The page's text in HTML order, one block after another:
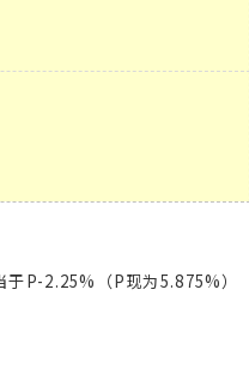
P-2.25%（P现为5.875%）